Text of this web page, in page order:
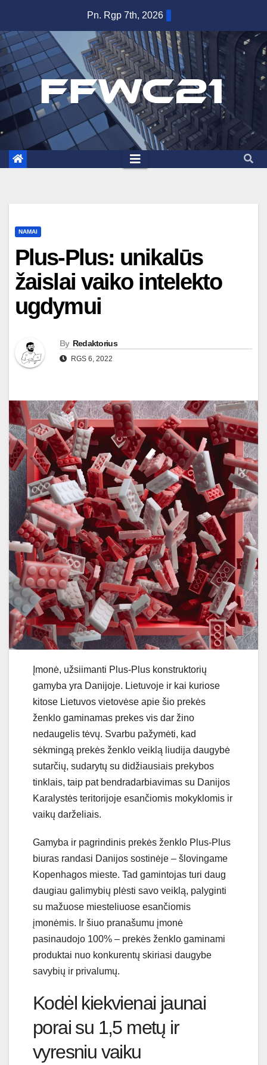
content
Pn. Rgp 7th, 2026
NAMAI
Plus-Plus: unikalūs
žaislai vaiko intelekto
ugdymui
By Redaktorius
RGS 6, 2022
Įmonė, užsiimanti Plus-Plus konstruktorių
gamyba yra Danijoje. Lietuvoje ir kai kuriose
kitose Lietuvos vietovėse apie šio prekės
ženklo gaminamas prekes vis dar žino
nedaugelis tėvų. Svarbu pažymėti, kad
sėkmingą prekės ženklo veiklą liudija daugybė
sutarčių, sudarytų su didžiausiais prekybos
tinklais, taip pat bendradarbiavimas su Danijos
Karalystės teritorijoje esančiomis mokyklomis ir
vaikų darželiais.
Gamyba ir pagrindinis prekės ženklo Plus-Plus
biuras randasi Danijos sostinėje – šlovingame
Kopenhagos mieste. Tad gamintojas turi daug
daugiau galimybių plėsti savo veiklą, palyginti
su mažuose miesteliuose esančiomis
įmonėmis. Ir šiuo pranašumu įmonė
pasinaudojo 100% – prekės ženklo gaminami
produktai nuo konkurentų skiriasi daugybe
savybių ir privalumų.
Kodėl kiekvienai jaunai
porai su 1,5 metų ir
vyresniu vaiku